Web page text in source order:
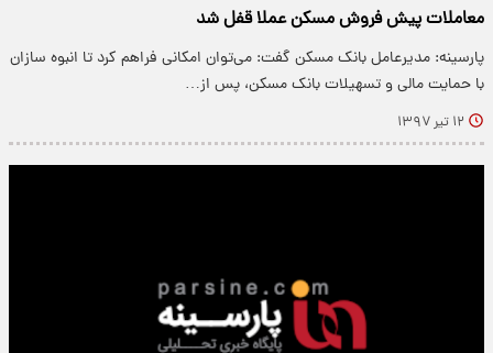
معاملات پیش فروش مسکن عملا قفل شد
پارسینه: مدیرعامل بانک مسکن گفت: می‌توان امکانی فراهم کرد تا انبوه سازان
با حمایت مالی و تسهیلات بانک مسکن، پس از…
۱۲ تیر ۱۳۹۷